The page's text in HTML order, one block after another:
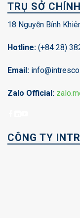
TRỤ SỞ CHÍNH
18 Nguyễn Bỉnh
Hotline: (+84 28)
Email:
Zalo Official:
CÔNG TY